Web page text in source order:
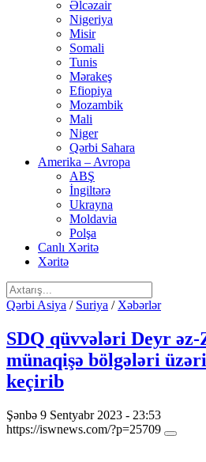
Əlcəzair
Nigeriya
Misir
Somali
Tunis
Mərakeş
Efiopiya
Mozambik
Mali
Niger
Qərbi Sahara
Amerika – Avropa
ABŞ
İngiltərə
Ukrayna
Moldavia
Polşa
Canlı Xəritə
Xəritə
Qərbi Asiya / Suriya / Xəbərlər
SDQ qüvvələri Deyr
münaqişə bölgələri
keçirib
Şənbə 9 Sentyabr 2023 - 23:53
https://iswnews.com/?p=25709